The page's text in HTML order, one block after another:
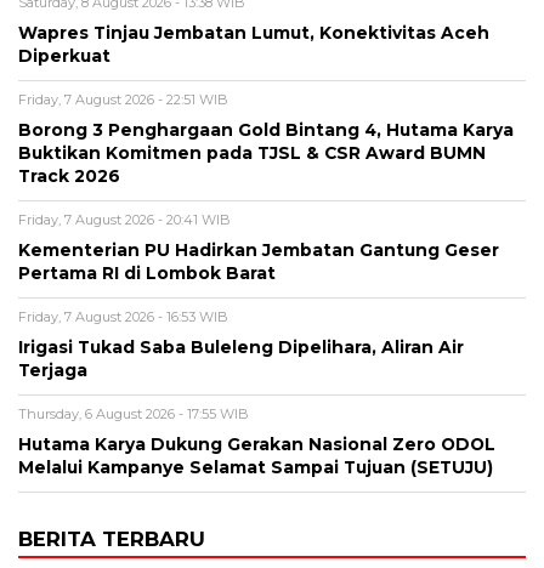
Wapres Tinjau Jembatan Lumut, Konektivitas Aceh
Diperkuat
Friday, 7 August 2026 - 22:51 WIB
Borong 3 Penghargaan Gold Bintang 4, Hutama Karya
Buktikan Komitmen pada TJSL & CSR Award BUMN
Track 2026
Friday, 7 August 2026 - 20:41 WIB
Kementerian PU Hadirkan Jembatan Gantung Geser
Pertama RI di Lombok Barat
Friday, 7 August 2026 - 16:53 WIB
Irigasi Tukad Saba Buleleng Dipelihara, Aliran Air
Terjaga
Thursday, 6 August 2026 - 17:55 WIB
Hutama Karya Dukung Gerakan Nasional Zero ODOL
Melalui Kampanye Selamat Sampai Tujuan (SETUJU)
BERITA TERBARU